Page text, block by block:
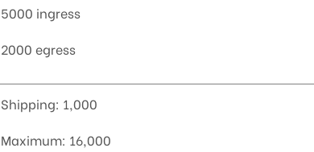
5000 ingress
2000 egress
Shipping: 1,000
Maximum: 16,000